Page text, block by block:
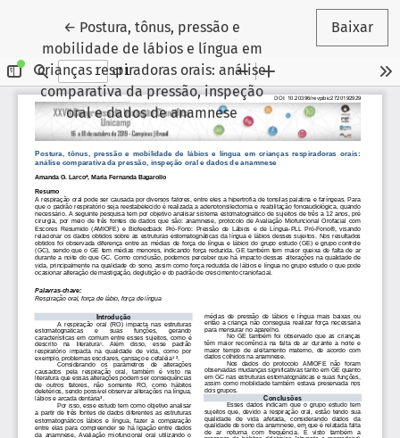
← Voltar aos Detalhes do Artigo
Postura, tônus, pressão e
mobilidade de lábios e língua em
crianças respiradoras orais: análise
comparativa da pressão, inspeção
oral e dados de anamnese
Baixar